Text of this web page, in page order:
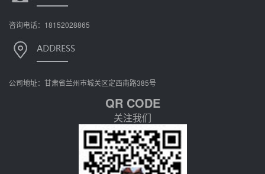
咨询电话：18152028865
公司地址：甘肃省兰州市城关区定西南路385号
QR CODE
关注我们